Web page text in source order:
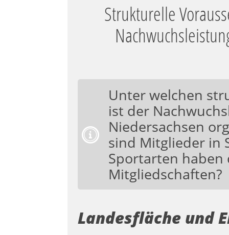
Strukturelle
Unter welchen
ist der
Niedersachsen
sind Mitglieder in
Sportarten haben
Mitgliedschaften?
Landesfläche und